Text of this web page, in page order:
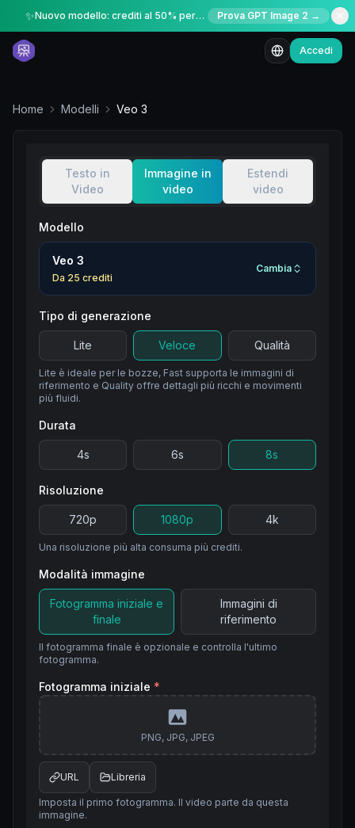
✨ Nuovo modello: crediti al 50% per un periodo limitato Prova GPT Image 2 →
Accedi
Home Modelli Veo 3
Testo in
Video
Immagine in
video
Estendi
video
Modello
Veo 3
Da 25 crediti
Cambia
Tipo di generazione
Lite Veloce Qualità
Lite è ideale per le bozze, Fast supporta le immagini di
riferimento e Quality offre dettagli più ricchi e movimenti
più fluidi.
Durata
4s 6s 8s
Risoluzione
720p 1080p 4k
Una risoluzione più alta consuma più crediti.
Modalità immagine
Fotogramma iniziale e
finale
Immagini di
riferimento
Il fotogramma finale è opzionale e controlla l'ultimo
fotogramma.
Fotogramma iniziale *
PNG, JPG, JPEG
URL Libreria
Imposta il primo fotogramma. Il video parte da questa
immagine.